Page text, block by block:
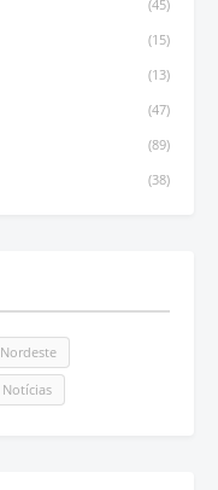
(45)
(15)
(13)
(47)
(89)
(38)
Nordeste
Notícias